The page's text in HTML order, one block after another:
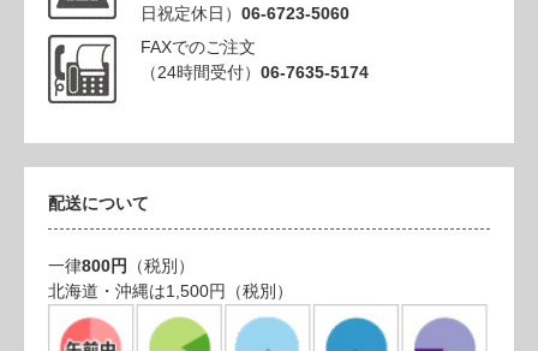
日祝定休日） 06-6723-5060
FAXでのご注文
（24時間受付） 06-7635-5174
配送について
一律800円
（税別）
北海道・沖縄は1,500円（税別）